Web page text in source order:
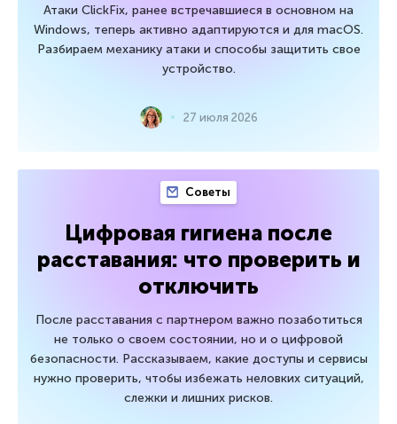
Атаки ClickFix, ранее встречавшиеся в основном на
Windows, теперь активно адаптируются и для macOS.
Разбираем механику атаки и способы защитить свое
устройство.
27 июля 2026
Советы
Цифровая гигиена после
расставания: что проверить и
отключить
После расставания с партнером важно позаботиться
не только о своем состоянии, но и о цифровой
безопасности. Рассказываем, какие доступы и сервисы
нужно проверить, чтобы избежать неловких ситуаций,
слежки и лишних рисков.